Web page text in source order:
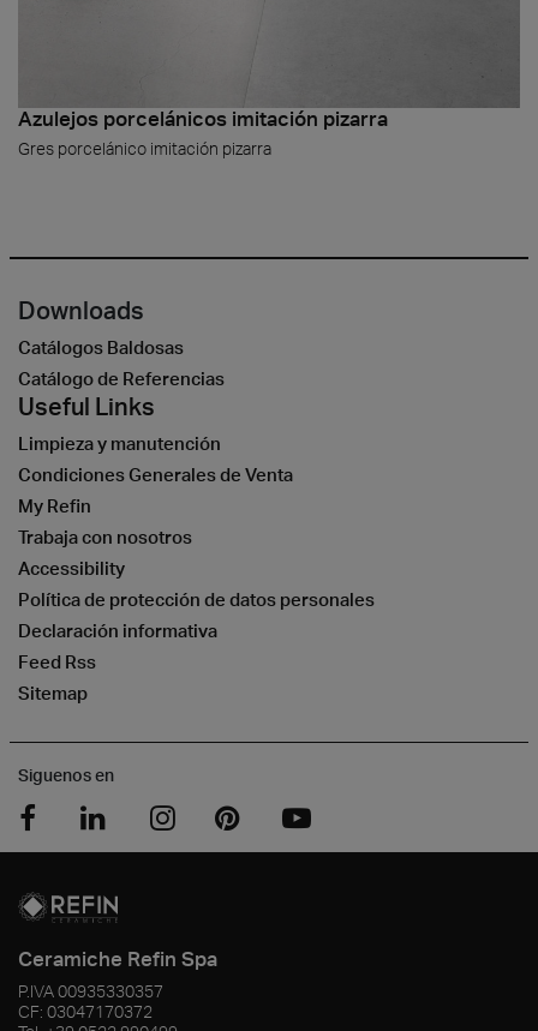
Azulejos porcelánicos imitación pizarra
Gres porcelánico imitación pizarra
Downloads
Catálogos Baldosas
Catálogo de Referencias
Useful Links
Limpieza y manutención
Condiciones Generales de Venta
My Refin
Trabaja con nosotros
Accessibility
Política de protección de datos personales
Declaración informativa
Feed Rss
Sitemap
Siguenos en
Ceramiche Refin Spa
P.IVA00935330357
CF: 03047170372